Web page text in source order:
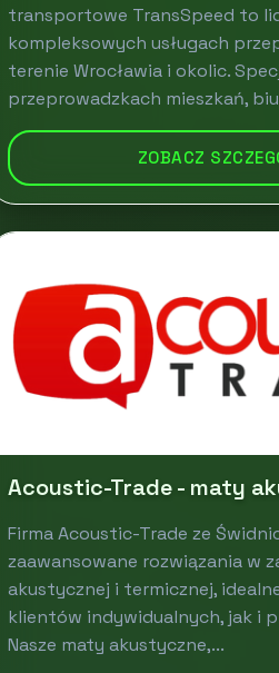
transportowe TransSpeed to
kompleksowych usługach
terenie Wrocławia i okolic.
przeprowadzkach mieszkań,
ZOBACZ
Acoustic-Trade - maty
Firma Acoustic-Trade ze
zaawansowane rozwiązania w
akustycznej i termicznej,
klientów indywidualnych, jak i
Nasze maty akustyczne,...